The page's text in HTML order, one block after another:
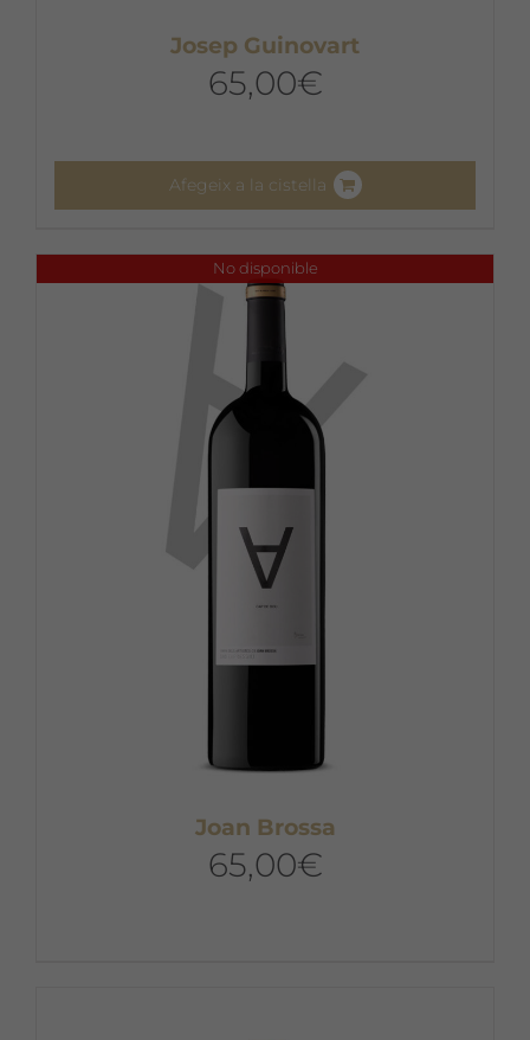
Josep Guinovart
65,00€
Afegeix a la cistella
No disponible
Joan Brossa
65,00€